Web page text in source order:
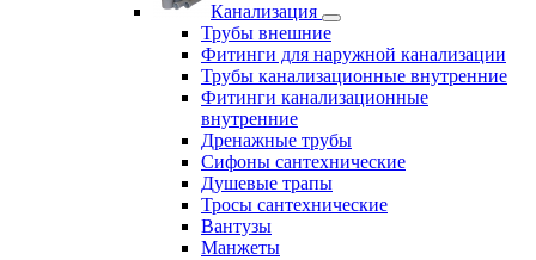
Канализация
Трубы внешние
Фитинги для наружной канализации
Трубы канализационные внутренние
Фитинги канализационные
внутренние
Дренажные трубы
Сифоны сантехнические
Душевые трапы
Тросы сантехнические
Вантузы
Манжеты